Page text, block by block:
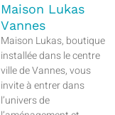
Maison Lukas
Vannes
Maison Lukas, boutique
installée dans le centre
ville de Vannes, vous
invite à entrer dans
l’univers de